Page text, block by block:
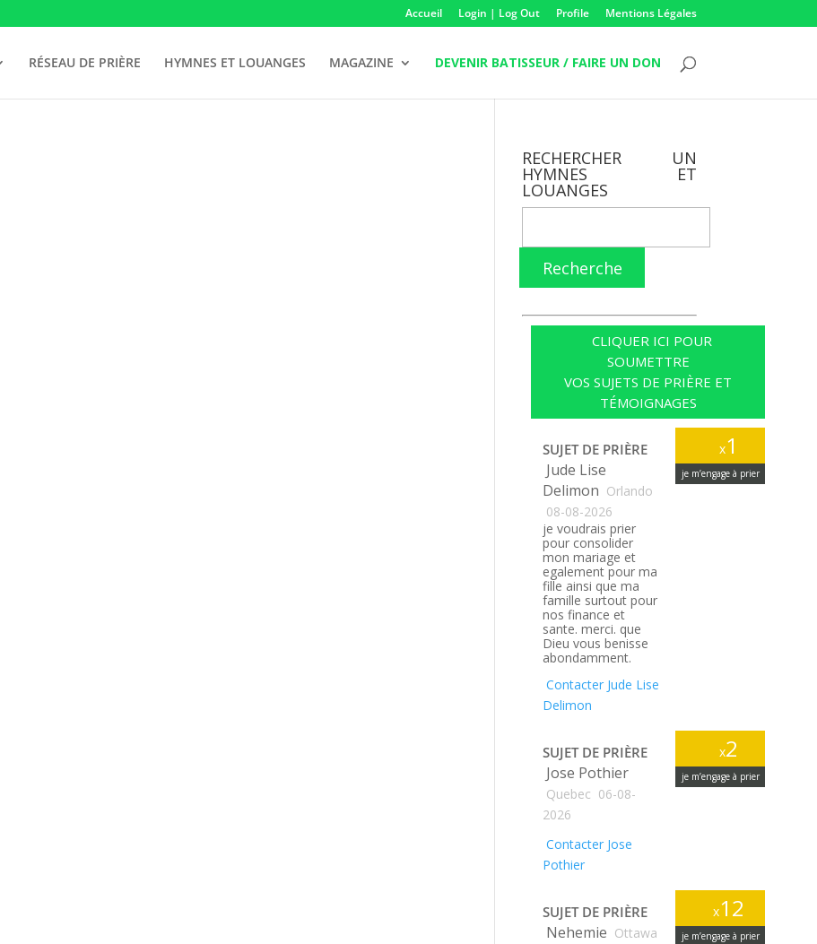
Accueil Login | Log Out Profile Mentions Légales
RÉSEAU DE PRIÈRE HYMNES ET LOUANGES MAGAZINE DEVENIR BATISSEUR / FAIRE UN DON
RECHERCHER UN
HYMNES ET
LOUANGES
Recherche
CLIQUER ICI POUR
SOUMETTRE
VOS SUJETS DE PRIÈRE ET
TÉMOIGNAGES
x1
je m’engage à prier
SUJET DE PRIÈRE
Jude Lise
Delimon Orlando
08-08-2026
je voudrais prier
pour consolider
mon mariage et
egalement pour ma
fille ainsi que ma
famille surtout pour
nos finance et
sante. merci. que
Dieu vous benisse
abondamment.
Contacter Jude Lise
Delimon
x2
je m’engage à prier
SUJET DE PRIÈRE
Jose Pothier
Quebec 06-08-
2026
Contacter Jose
Pothier
x12
je m’engage à prier
SUJET DE PRIÈRE
Nehemie Ottawa